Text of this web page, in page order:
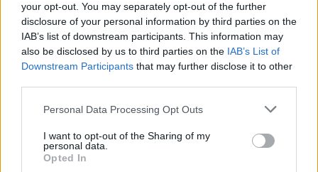
your opt-out. You may separately opt-out of the further
disclosure of your personal information by third parties on the
IAB’s list of downstream participants. This information may
also be disclosed by us to third parties on the IAB’s List of
Downstream Participants that may further disclose it to other
Please note that this website/app uses one or more Google
not limited to your visit or usage behaviour. You may click to
grant or deny consent to Google and its third-party tags to
use your data for below specified purposes in below Google
Personal Data Processing Opt Outs
I want to opt-out of the Sharing of my
personal data.
Opted In
Arra a kérdésre, hogy a színészek közül hányan
maradnak társulati tagok és van-e olyan, akinek
nem hosszabbította meg a szerződését, az igazgató
annyit válaszolt, hogy a határozott idejű
szerződéssel rendelkező színészeknek a
közalkalmazotti munkaviszony helyett szerződéses
foglalkoztatási formát ajánlott. Kitért arra, hogy az
alkotóként, színészként
továbbra is szerződéses munkaviszonyban van a
Pesti Magyar Színházzal: a szerződésnek
megfelelően az évad végéig játszhatja szerepeit.